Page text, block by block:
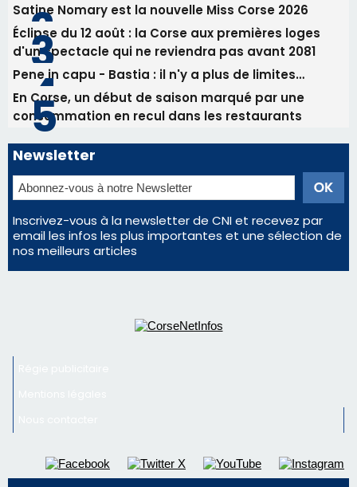
Satine Nomary est la nouvelle Miss Corse 2026
Éclipse du 12 août : la Corse aux premières loges
d'un spectacle qui ne reviendra pas avant 2081
Pene in capu - Bastia : il n'y a plus de limites…
En Corse, un début de saison marqué par une
consommation en recul dans les restaurants
Newsletter
Inscrivez-vous à la newsletter de CNI et recevez par
email les infos les plus importantes et une sélection de
nos meilleurs articles